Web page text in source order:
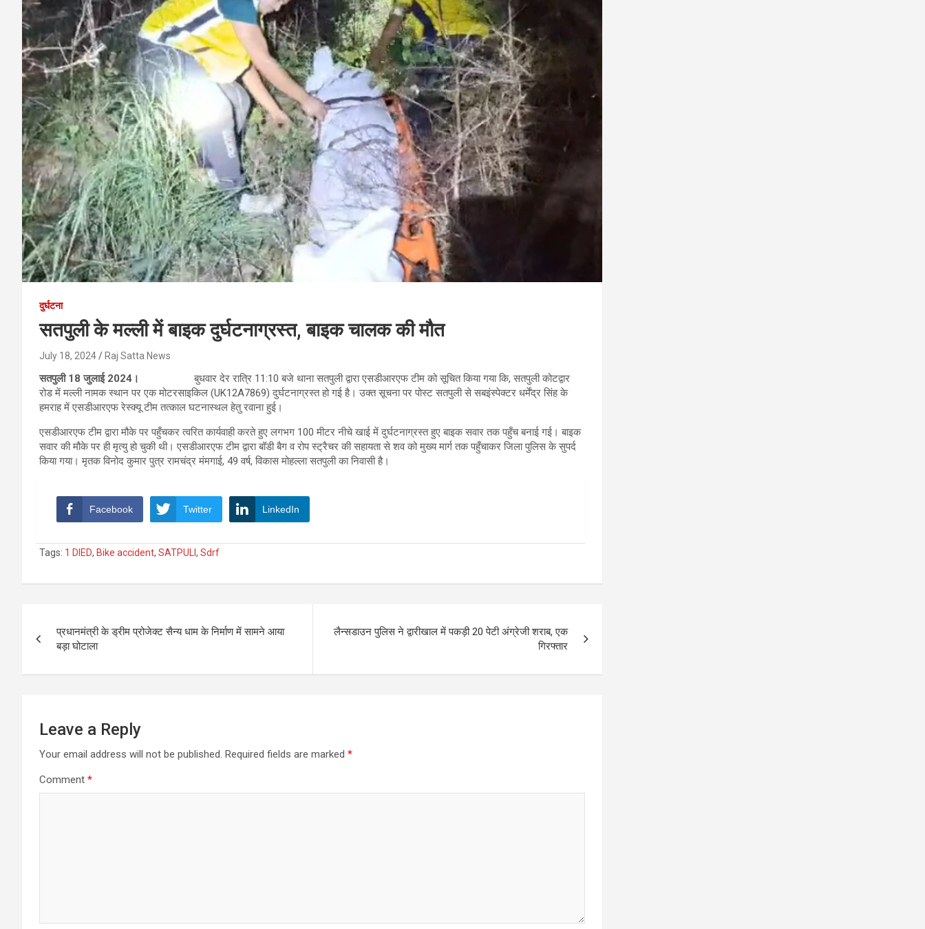
दुर्घटना
सतपुली के मल्ली में बाइक दुर्घटनाग्रस्त, बाइक चालक की मौत
July 18, 2024 Raj Satta News
सतपुली 18 जुलाई 2024।
बुधवार देर रात्रि 11:10 बजे थाना सतपुली द्वारा एसडीआरएफ टीम को सूचित किया गया कि, सतपुली कोटद्वार
रोड में मल्ली नामक स्थान पर एक मोटरसाइकिल (UK12A7869) दुर्घटनाग्रस्त हो गई है। उक्त सूचना पर पोस्ट सतपुली से सबइंस्पेक्टर धर्मेंद्र सिंह के
हमराह में एसडीआरएफ रेस्क्यू टीम तत्काल घटनास्थल हेतु रवाना हुई।
एसडीआरएफ टीम द्वारा मौके पर पहुँचकर त्वरित कार्यवाही करते हुए लगभग 100 मीटर नीचे खाई में दुर्घटनाग्रस्त हुए बाइक सवार तक पहुँच बनाई गई। बाइक
सवार की मौके पर ही मृत्यु हो चुकी थी। एसडीआरएफ टीम द्वारा बॉडी बैग व रोप स्ट्रैचर की सहायता से शव को मुख्य मार्ग तक पहुँचाकर जिला पुलिस के सुपर्द
किया गया। मृतक विनोद कुमार पुत्र रामचंद्र मंमगाई, 49 वर्ष, विकास मोहल्ला सतपुली का निवासी है।
Facebook Twitter LinkedIn
Tags: 1 DIED, Bike accident, SATPULI, Sdrf
navigation
प्रधानमंत्री के ड्रीम प्रोजेक्ट सैन्य धाम के निर्माण में सामने आया
बड़ा घोटाला
लैन्सडाउन पुलिस ने द्वारीखाल में पकड़ी 20 पेटी अंग्रेजी शराब, एक
गिरफ्तार
Leave a Reply
Your email address will not be published. Required fields are marked *
Comment *